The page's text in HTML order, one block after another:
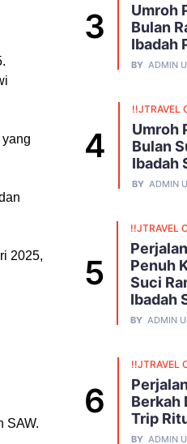
2025,
SAW.
Umroh
Bulan
Ibadah
BY ADMIN
!!JTRAVEL
Umroh
Bulan
Ibadah
BY ADMIN
!!JTRAVEL
Penuh
Suci
Ibadah
BY ADMIN
!!JTRAVEL
Berkah
Trip
BY ADMIN